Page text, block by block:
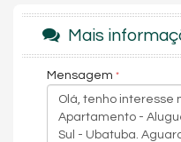
comércios da região,
dia a dia.
Uma ótima opção para
com fácil acesso aos
Destaques do imóvel: ✔️ 02
Mais
Mensagem